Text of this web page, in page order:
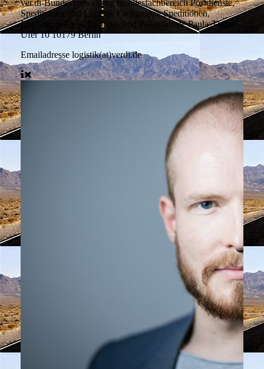
ver.di-Bundesverwaltung
Bundesfachbereich Postdienste,
Speditionen und Logistik Fachgruppe Speditionen,
Logistik, Kurier-, Express- und Paketdienste Paula-Thiede-
Ufer 10 10179 Berlin
Emailadresse logistik(at)verdi.de